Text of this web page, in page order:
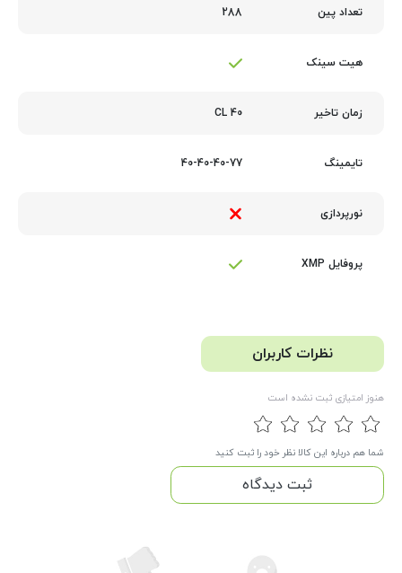
تعداد پین 288
هیت سینک
زمان تاخیر 40 CL
تایمینگ 40-40-40-77
نورپردازی
پروفایل XMP
نظرات کاربران
هنوز امتیازی ثبت نشده است
شما هم درباره این کالا نظر خود را ثبت کنید
ثبت دیدگاه